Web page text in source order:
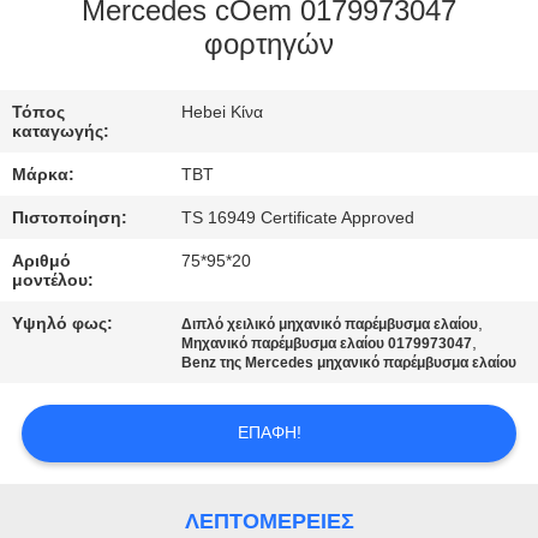
ΈΛΕΓΧΟΣ
ΕΛΆΤΕ
ΣΕ
ΕΠΑΦΉ
ΕΙΔΉΣΕΙΣ
ΠΕΡΙΠΤΏΣΕΙΣ
SITEMAP
Mercedes cOem 0179973047
φορτηγών
Τόπος
καταγωγής:
Hebei Κίνα
Μάρκα: TBT
Πιστοποίηση: TS 16949 Certificate Approved
Αριθμό
μοντέλου:
75*95*20
Υψηλό φως: Διπλό χειλικό μηχανικό παρέμβυσμα ελαίου,
Μηχανικό παρέμβυσμα ελαίου 0179973047,
Benz της Mercedes μηχανικό παρέμβυσμα ελαίου
ΕΠΑΦΉ!
ΛΕΠΤΟΜΈΡΕΙΕΣ